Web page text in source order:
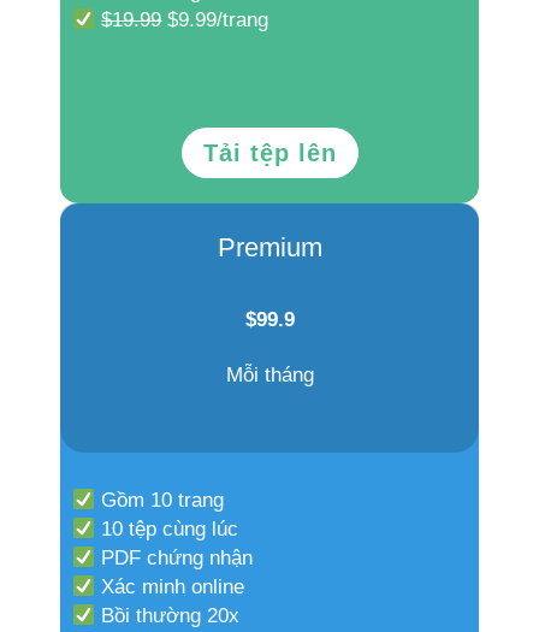
$19.99$9.99/trang
Tải tệp lên
Premium
$99.9
Mỗi tháng
Gồm 10 trang
10 tệp cùng lúc
PDF chứng nhận
Xác minh online
Bồi thường 20x